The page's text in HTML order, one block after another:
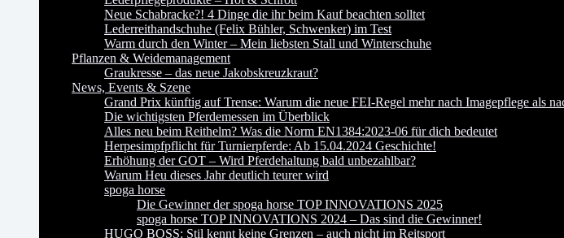
Neue Schabracke?! 4 Dinge die ihr beim Kauf beachten solltet
Lederreithandschuhe (Felix Bühler, Schwenker) im Test
Warm durch den Winter – Mein liebsten Stall und Winterschuhe
Pflanzen & Weidemanagement
Graukresse – das neue Jakobskreuzkraut?
News, Events & Szene
Grand Prix künftig auf Trense: Warum die neue FEI-Regel mehr nach Imagepflege als
Die wichtigsten Pferdemessen im Überblick
Alles neu beim Reithelm? Was die Norm EN1384:2023-06 für dich bedeutet
Herpesimpfpflicht für Turnierpferde: Ab 15.04.2024 Geschichte!
Erhöhung der GOT – Wird Pferdehaltung bald unbezahlbar?
Warum Heu dieses Jahr deutlich teurer wird
spoga horse
Die Gewinner der spoga horse TOP INNOVATIONS 2025
spoga horse TOP INNOVATIONS 2024 – Das sind die Gewinner!
HUGO BOSS: Stil kennt keine Grenzen – auch nicht im Reitsport